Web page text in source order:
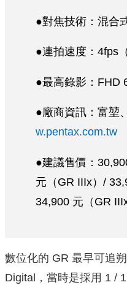
●對焦技術：混合
●連拍速度：4fps
●最高錄影：FHD
●廠商資訊：富堃
w.pentax.com.tw
●建議售價：
元（GR IIIx）/
34,900 元（GR
數位化的 GR 最早可追
Digital，當時是採用 1 /